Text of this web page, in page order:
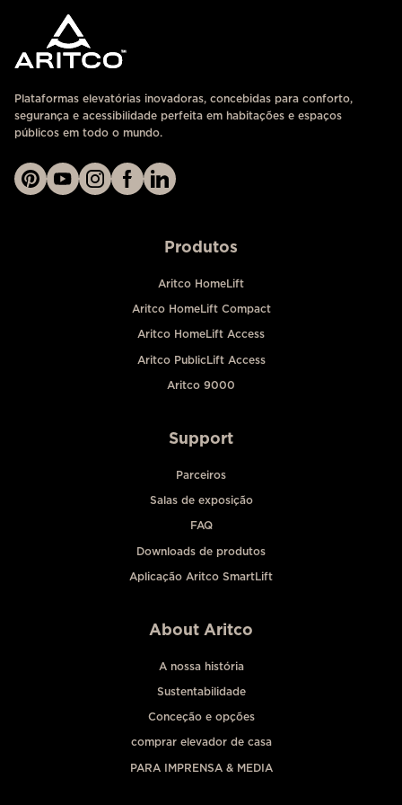
Plataformas elevatórias inovadoras, concebidas para conforto,
segurança e acessibilidade perfeita em habitações e espaços
públicos em todo o mundo.
Produtos
Aritco HomeLift
Aritco HomeLift Compact
Aritco HomeLift Access
Aritco PublicLift Access
Aritco 9000
Support
Parceiros
Salas de exposição
FAQ
Downloads de produtos
Aplicação Aritco SmartLift
About Aritco
A nossa história
Sustentabilidade
Conceção e opções
comprar elevador de casa
PARA IMPRENSA & MEDIA